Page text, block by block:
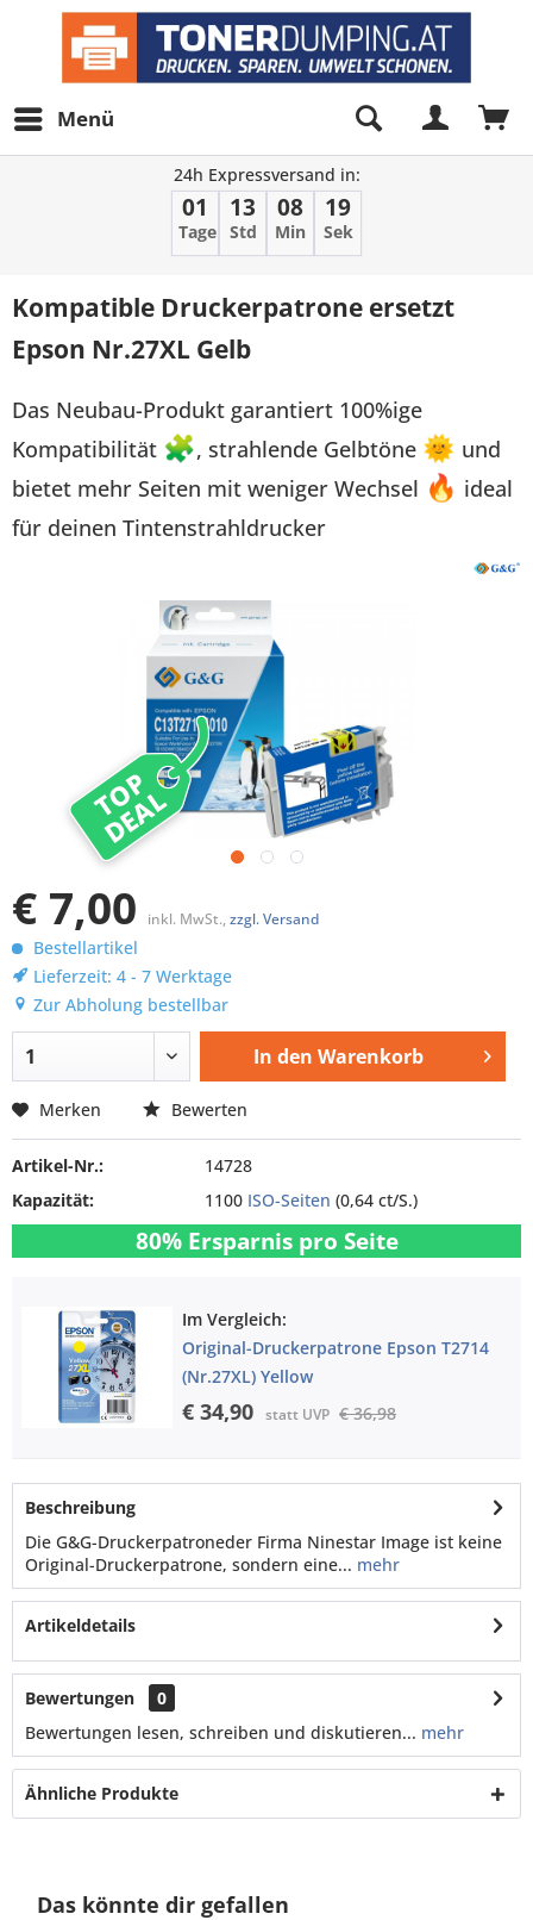
Menü
24h Expressversand in:
01
Tage
13
Std
08
Min
18
Sek
Kompatible Druckerpatrone ersetzt
Epson Nr.27XL Gelb
Das Neubau-Produkt garantiert 100%ige
Kompatibilität 🧩, strahlende Gelbtöne 🌞 und
bietet mehr Seiten mit weniger Wechsel 🔥 ideal
für deinen Tintenstrahldrucker
TOP
DEAL
€ 7,00 inkl. MwSt., zzgl. Versand
Bestellartikel
Lieferzeit: 4 - 7 Werktage
Zur Abholung bestellbar
In den Warenkorb
Merken Bewerten
Artikel-Nr.:
14728
Kapazität:
1100 ISO-Seiten (0,64 ct/S.)
80% Ersparnis pro Seite
Im Vergleich:
Original-Druckerpatrone Epson T2714
(Nr.27XL) Yellow
€ 34,90 statt UVP € 36,98
Beschreibung
Die G&G-Druckerpatroneder Firma Ninestar Image ist keine
Original-Druckerpatrone, sondern eine... mehr
Artikeldetails
Bewertungen
0
Bewertungen lesen, schreiben und diskutieren... mehr
Ähnliche Produkte
Das könnte dir gefallen